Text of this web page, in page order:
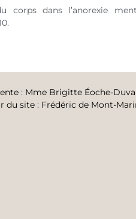
corps dans l’anorexie
: Mme Brigitte Éoche-
du site: Frédéric de Mont-